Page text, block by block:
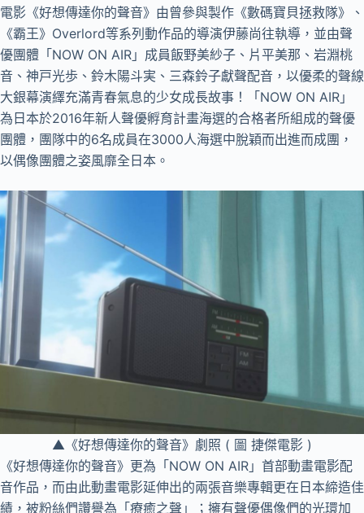
電影《好想傳達你的聲音》由曾參與製作《數碼寶貝拯救隊》、
《霸王》Overlord等系列動作品的導演伊藤尚往執導，並由聲
優團體「NOW ON AIR」成員飯野美紗子、片平美那、岩淵桃
音、神戸光歩、鈴木陽斗実、三森鈴子獻聲配音，以優柔的聲線
大銀幕演繹充滿青春氣息的少女成長故事！「NOW ON AIR」
為日本於2016年新人聲優孵育計畫海選的合格者所組成的聲優
團體，團隊中的6名成員在3000人海選中脫穎而出進而成團，
以偶像團體之姿風靡全日本。
▲《好想傳達你的聲音》劇照 ( 圖 捷傑電影 )
《好想傳達你的聲音》更為「NOW ON AIR」首部動畫電影配
音作品，而由此動畫電影延伸出的兩張音樂專輯更在日本締造佳
績，被粉絲們讚譽為「療癒之聲」；擁有聲優偶像們的光環加